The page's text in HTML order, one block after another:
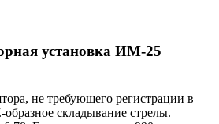
установка ИМ-25
не требующего регистрации в
складывание стрелы.